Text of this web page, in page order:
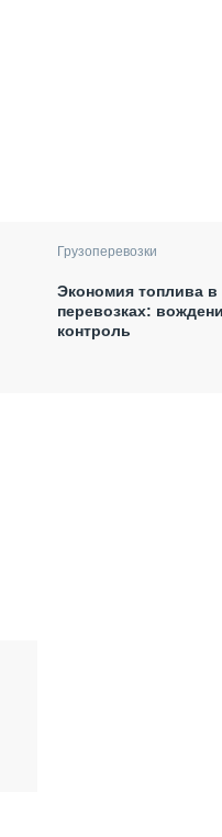
Грузоперевозки
Экономия топлива в
перевозках:
контроль